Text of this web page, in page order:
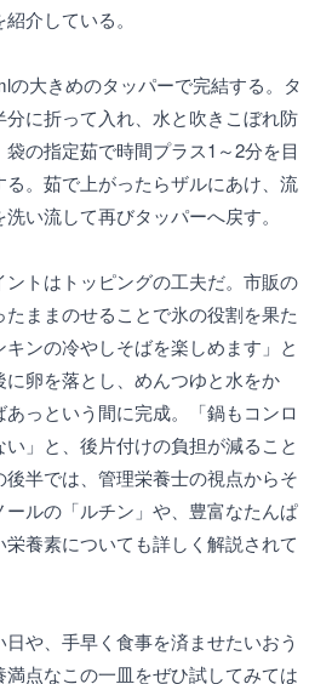
介している。
の大きめのタッパーで完結する。タ
に折って入れ、水と吹きこぼれ防
の指定茹で時間プラス1～2分を目
。茹で上がったらザルにあけ、流
い流して再びタッパーへ戻す。
トはトッピングの工夫だ。市販の
ままのせることで氷の役割を果た
ンの冷やしそばを楽しめます」と
卵を落とし、めんつゆと水をか
っという間に完成。「鍋もコンロ
」と、後片付けの負担が減ること
後半では、管理栄養士の視点からそ
ルの「ルチン」や、豊富なたんぱ
栄養素についても詳しく解説されて
や、手早く食事を済ませたいおう
点なこの一皿をぜひ試してみては